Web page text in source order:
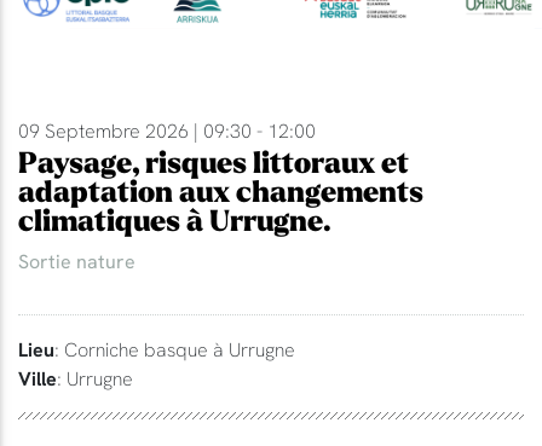
09 Septembre 2026 | 09:30 - 12:00
Paysage, risques littoraux et
adaptation aux changements
climatiques à Urrugne.
Sortie nature
Lieu: Corniche basque à Urrugne
Ville: Urrugne